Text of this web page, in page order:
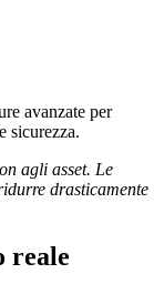
avanzate per
sicurezza.
agli asset. Le
drasticamente
reale